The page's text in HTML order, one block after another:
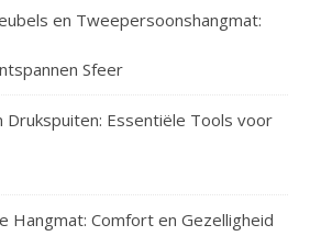
en Tweepersoonshangmat:
Sfeer
Drukspuiten: Essentiële Tools voor
Hangmat: Comfort en Gezelligheid